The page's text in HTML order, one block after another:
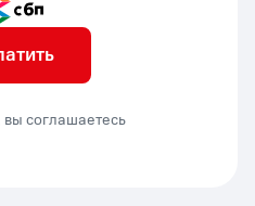
соглашаетесь